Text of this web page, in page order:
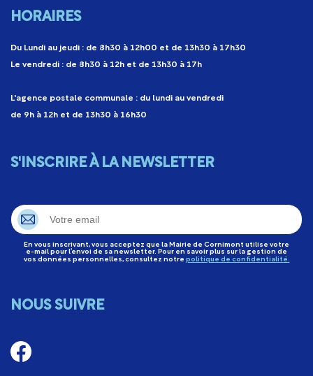
HORAIRES
Du Lundi au jeudi : de 8h30 à 12h00 et de 13h30 à 17h30
Le vendredi : de 8h30 à 12h et de 13h30 à 17h
L'agence postale communale : du lundi au vendredi
de 9h à 12h et de 13h30 à 16h30
S'INSCRIRE À LA NEWSLETTER
En vous inscrivant, vous acceptez que la Mairie de Cornimont utilise votre
e-mail pour l’envoi de sa newsletter. Pour en savoir plus sur la gestion de
vos données personnelles, consultez notre politique de confidentialité.
NOUS SUIVRE